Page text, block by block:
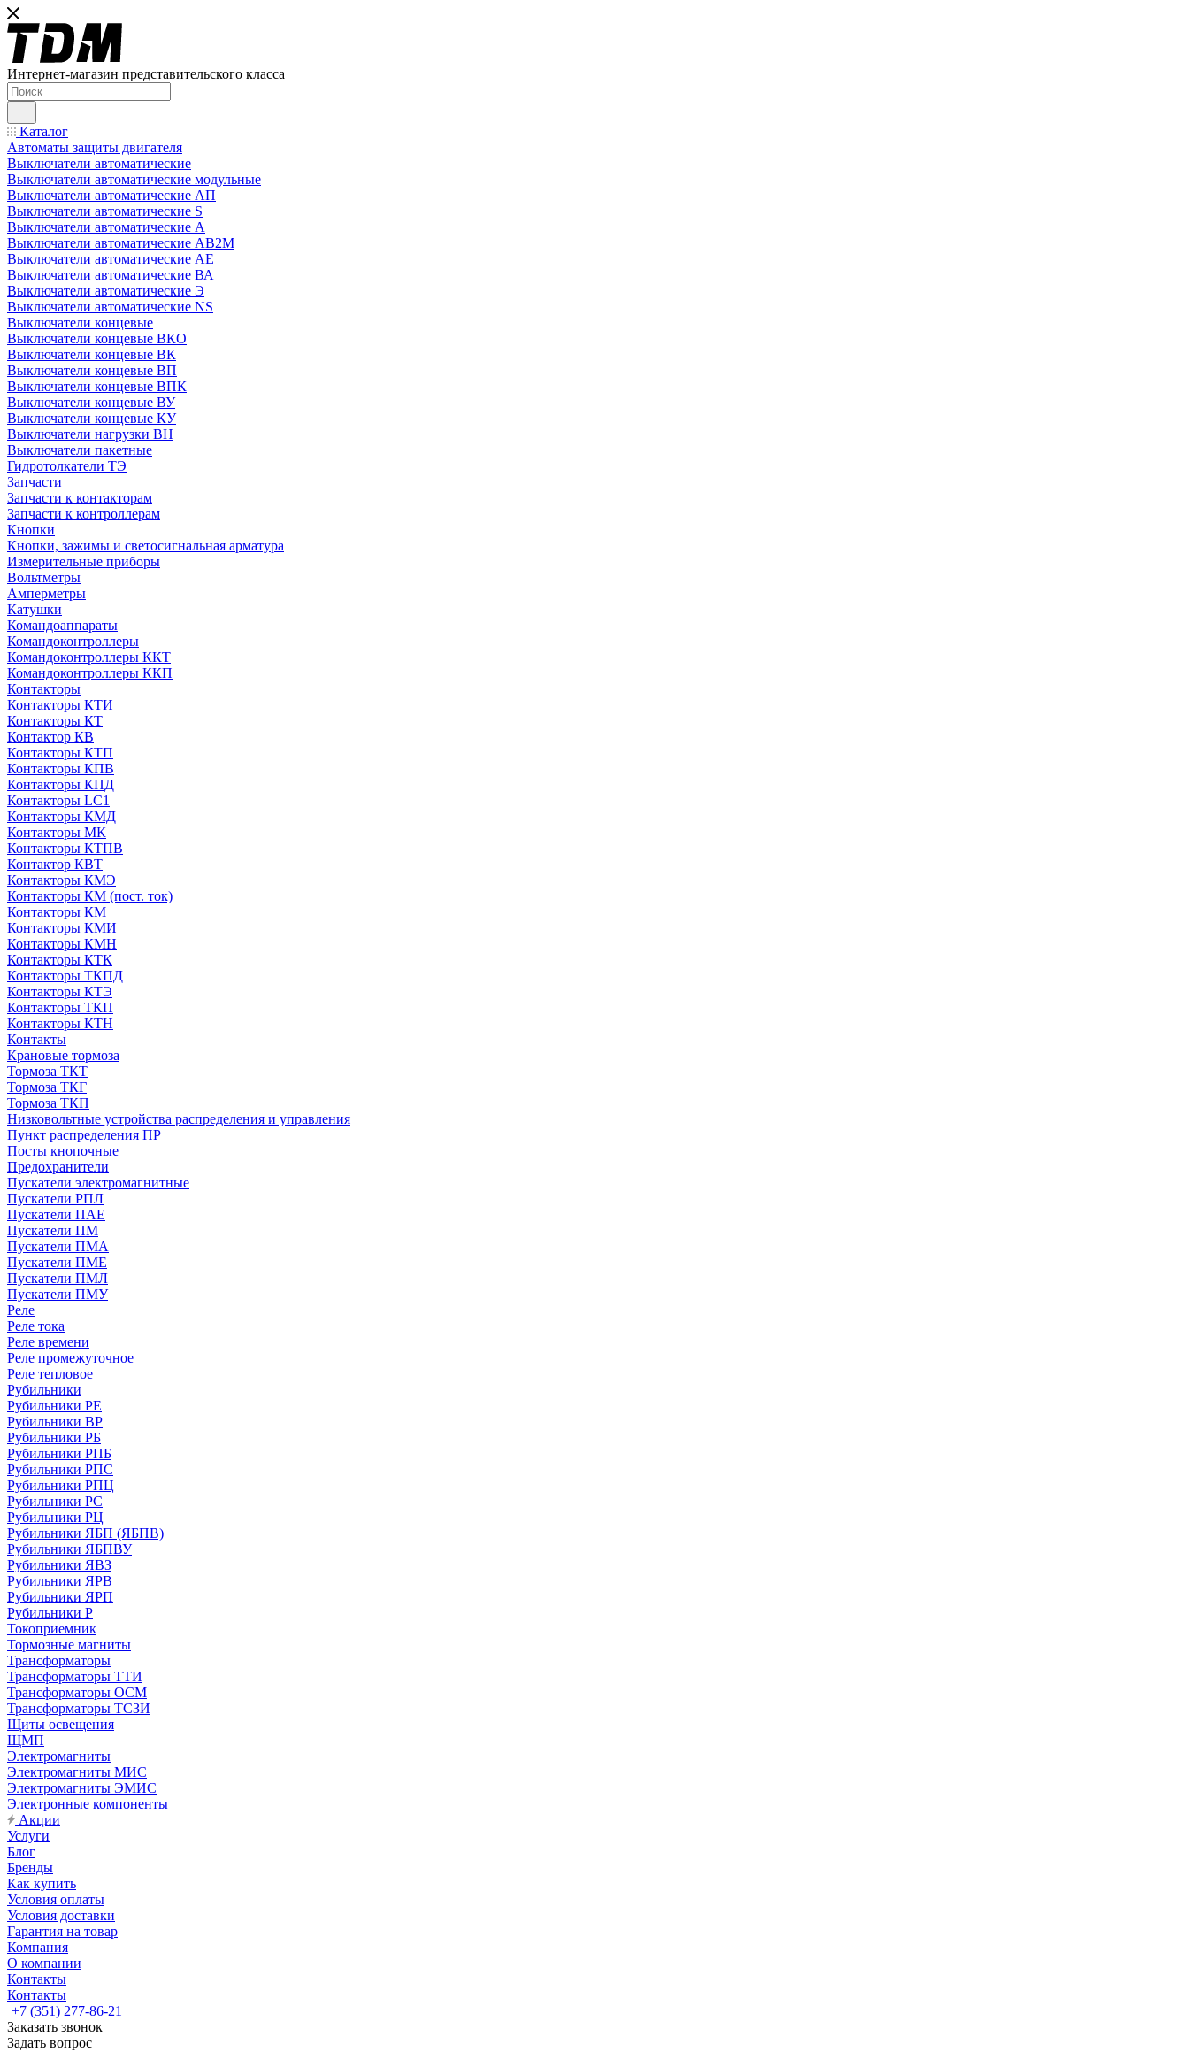
Интернет-магазин представительского класса
Каталог
Автоматы защиты двигателя
Выключатели автоматические
Выключатели автоматические модульные
Выключатели автоматические АП
Выключатели автоматические S
Выключатели автоматические А
Выключатели автоматические АВ2М
Выключатели автоматические АЕ
Выключатели автоматические ВА
Выключатели автоматические Э
Выключатели автоматические NS
Выключатели концевые
Выключатели концевые ВКО
Выключатели концевые ВК
Выключатели концевые ВП
Выключатели концевые ВПК
Выключатели концевые ВУ
Выключатели концевые КУ
Выключатели нагрузки ВН
Выключатели пакетные
Гидротолкатели ТЭ
Запчасти
Запчасти к контакторам
Запчасти к контроллерам
Кнопки
Кнопки, зажимы и светосигнальная арматура
Измерительные приборы
Вольтметры
Амперметры
Катушки
Командоаппараты
Командоконтроллеры
Командоконтроллеры ККТ
Командоконтроллеры ККП
Контакторы
Контакторы КТИ
Контакторы КТ
Контактор КВ
Контакторы КТП
Контакторы КПВ
Контакторы КПД
Контакторы LC1
Контакторы КМД
Контакторы МК
Контакторы КТПВ
Контактор КВТ
Контакторы КМЭ
Контакторы КМ (пост. ток)
Контакторы КМ
Контакторы КМИ
Контакторы КМН
Контакторы КТК
Контакторы ТКПД
Контакторы КТЭ
Контакторы ТКП
Контакторы КТН
Контакты
Крановые тормоза
Тормоза ТКТ
Тормоза ТКГ
Тормоза ТКП
Низковольтные устройства распределения и управления
Пункт распределения ПР
Посты кнопочные
Предохранители
Пускатели электромагнитные
Пускатели РПЛ
Пускатели ПАЕ
Пускатели ПМ
Пускатели ПМА
Пускатели ПМЕ
Пускатели ПМЛ
Пускатели ПМУ
Реле
Реле тока
Реле времени
Реле промежуточное
Реле тепловое
Рубильники
Рубильники РЕ
Рубильники ВР
Рубильники РБ
Рубильники РПБ
Рубильники РПС
Рубильники РПЦ
Рубильники РС
Рубильники РЦ
Рубильники ЯБП (ЯБПВ)
Рубильники ЯБПВУ
Рубильники ЯВЗ
Рубильники ЯРВ
Рубильники ЯРП
Рубильники Р
Токоприемник
Тормозные магниты
Трансформаторы
Трансформаторы ТТИ
Трансформаторы ОСМ
Трансформаторы ТСЗИ
Щиты освещения
ЩМП
Электромагниты
Электромагниты МИС
Электромагниты ЭМИС
Электронные компоненты
Акции
Услуги
Блог
Бренды
Как купить
Условия оплаты
Условия доставки
Гарантия на товар
Компания
О компании
Контакты
Контакты
+7 (351) 277-86-21
Заказать звонок
Задать вопрос